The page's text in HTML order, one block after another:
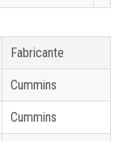
Fabricante
Cummins
Cummins